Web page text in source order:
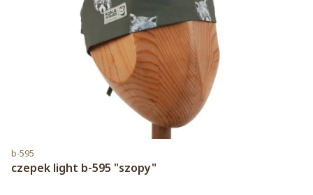
Kod produktu
b-595
czepek light b-595 "szopy"